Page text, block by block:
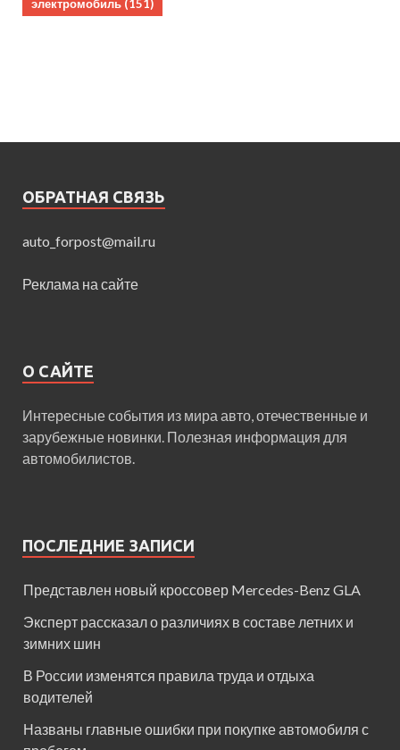
электромобиль (151)
ОБРАТНАЯ СВЯЗЬ
auto_forpost@mail.ru
Реклама на сайте
О САЙТЕ
Интересные события из мира авто, отечественные и
зарубежные новинки. Полезная информация для
автомобилистов.
ПОСЛЕДНИЕ ЗАПИСИ
Представлен новый кроссовер Mercedes-Benz GLA
Эксперт рассказал о различиях в составе летних и
зимних шин
В России изменятся правила труда и отдыха
водителей
Названы главные ошибки при покупке автомобиля с